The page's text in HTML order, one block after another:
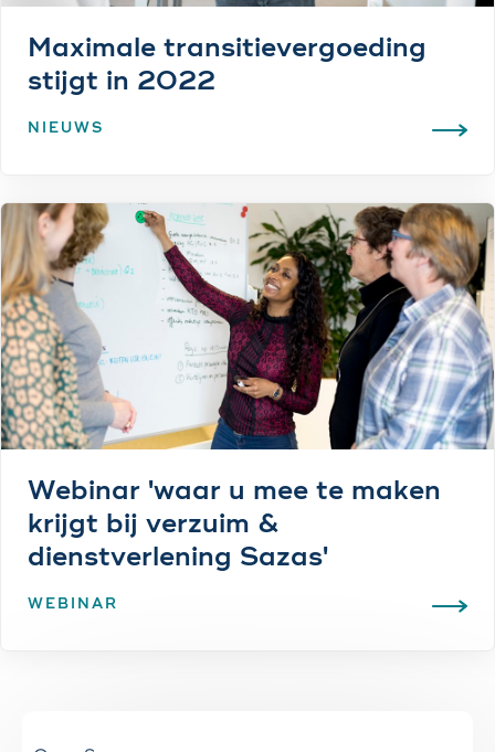
Maximale transitievergoeding
stijgt in 2022
NIEUWS
Webinar 'waar u mee te maken
krijgt bij verzuim &
dienstverlening Sazas'
WEBINAR